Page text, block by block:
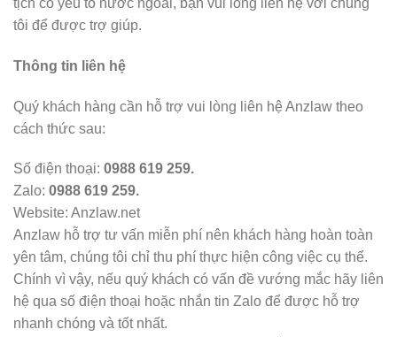
tịch có yếu tố nước ngoài, bạn vui lòng liên hệ với chúng
tôi để được trợ giúp.
Thông tin liên hệ
Quý khách hàng cần hỗ trợ vui lòng liên hệ Anzlaw theo
cách thức sau:
Số điện thoại: 0988 619 259.
Zalo: 0988 619 259.
Website: Anzlaw.net
Anzlaw hỗ trợ tư vấn miễn phí nên khách hàng hoàn toàn
yên tâm, chúng tôi chỉ thu phí thực hiện công việc cụ thể.
Chính vì vậy, nếu quý khách có vấn đề vướng mắc hãy liên
hệ qua số điện thoại hoặc nhắn tin Zalo để được hỗ trợ
nhanh chóng và tốt nhất.